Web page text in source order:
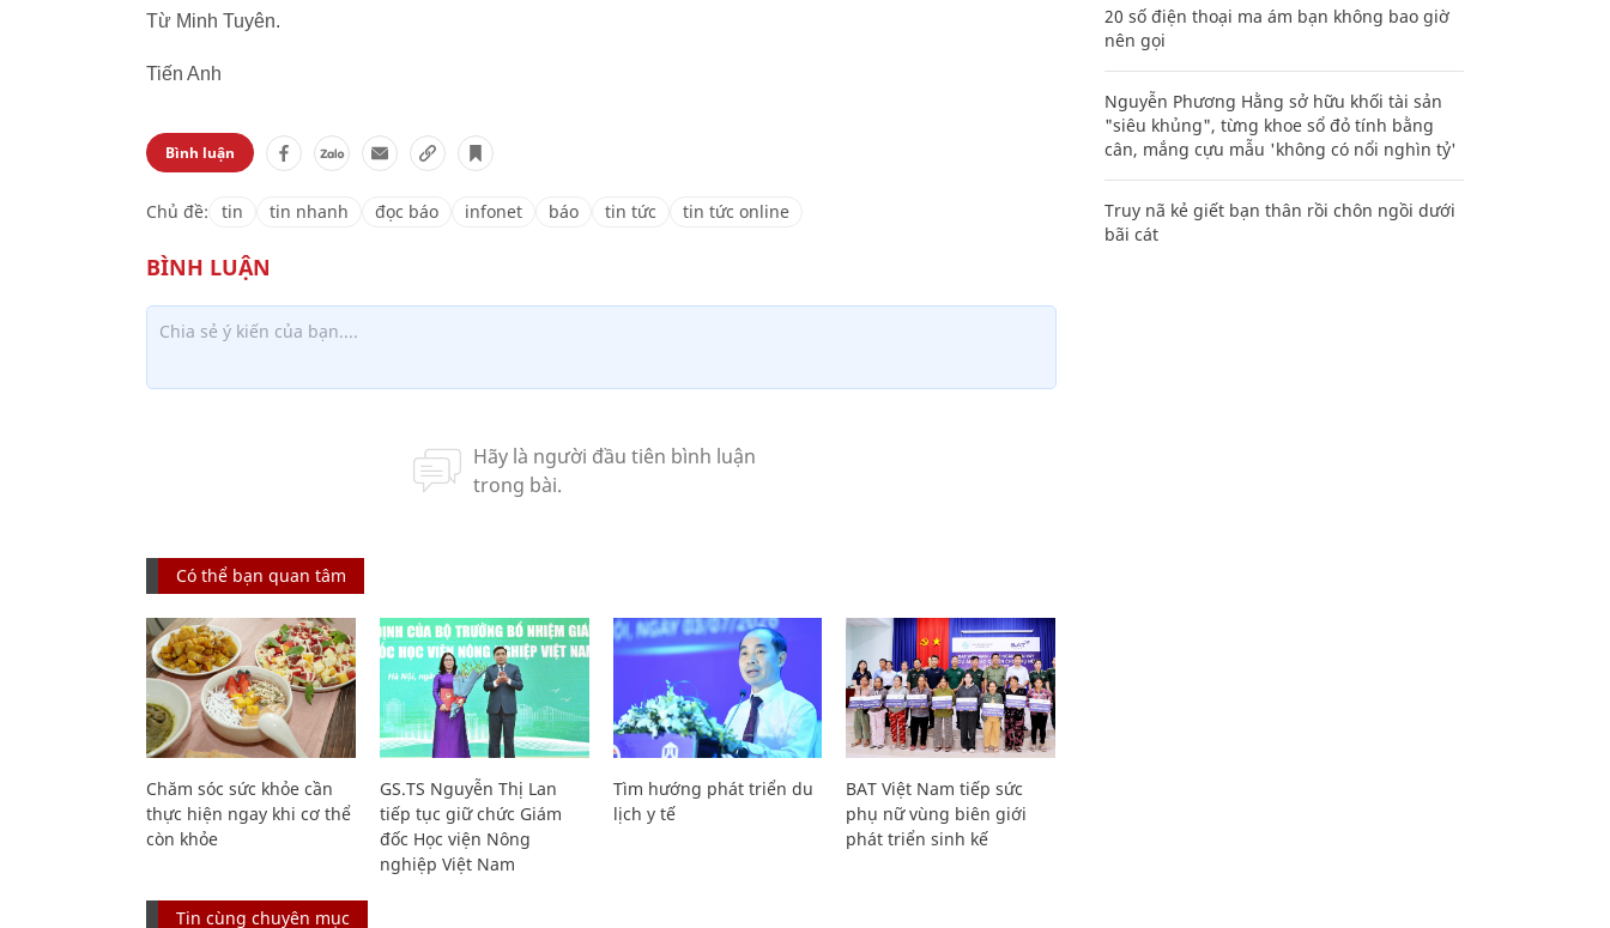
Từ Minh Tuyên.
Tiến Anh
Bình luận
Chủ đề: tin tin nhanh đọc báo infonet báo tin tức tin tức online
Có thể bạn quan tâm
Chăm sóc sức khỏe cần
thực hiện ngay khi cơ thể
còn khỏe
GS.TS Nguyễn Thị Lan
tiếp tục giữ chức Giám
đốc Học viện Nông
nghiệp Việt Nam
Tìm hướng phát triển du
lịch y tế
BAT Việt Nam tiếp sức
phụ nữ vùng biên giới
phát triển sinh kế
Tin cùng chuyên mục
20 số điện thoại ma ám bạn không bao giờ
nên gọi
Nguyễn Phương Hằng sở hữu khối tài sản
"siêu khủng", từng khoe sổ đỏ tính bằng
cân, mắng cựu mẫu 'không có nổi nghìn tỷ'
Truy nã kẻ giết bạn thân rồi chôn ngồi dưới
bãi cát